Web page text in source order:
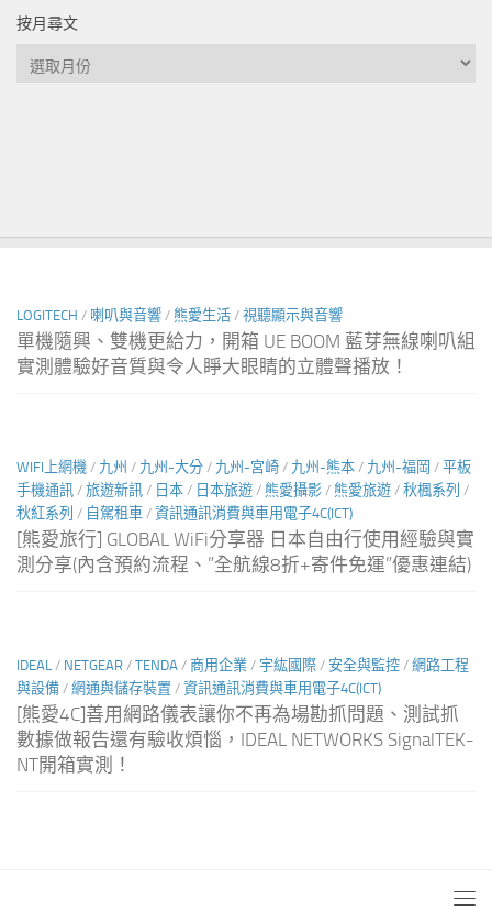
按月尋文
按
LOGITECH / 喇叭與音響 / 熊愛生活 / 視聽顯示與音響
單機隨興、雙機更給力，開箱 UE BOOM 藍芽無線喇叭組
實測體驗好音質與令人睜大眼睛的立體聲播放！
WIFI上網機 / 九州 / 九州-大分 / 九州-宮崎 / 九州-熊本 / 九州-福岡 / 平板
手機通訊 / 旅遊新訊 / 日本 / 日本旅遊 / 熊愛攝影 / 熊愛旅遊 / 秋楓系列 /
秋紅系列 / 自駕租車 / 資訊通訊消費與車用電子4C(ICT)
[熊愛旅行] GLOBAL WiFi分享器 日本自由行使用經驗與實
測分享(內含預約流程、”全航線8折+寄件免運”優惠連結)
IDEAL / NETGEAR / TENDA / 商用企業 / 宇紘國際 / 安全與監控 / 網路工程
與設備 / 網通與儲存裝置 / 資訊通訊消費與車用電子4C(ICT)
[熊愛4C]善用網路儀表讓你不再為場勘抓問題、測試抓
數據做報告還有驗收煩惱，IDEAL NETWORKS SignalTEK-
NT開箱實測！